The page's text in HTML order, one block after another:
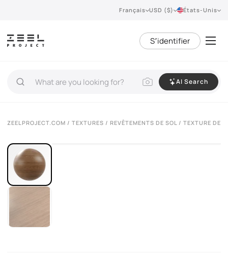
Français USD ($) États-Unis
S՚identifier
AI Search
ZEELPROJECT.COM / TEXTURES / REVÊTEMENTS DE SOL / TEXTURE DE